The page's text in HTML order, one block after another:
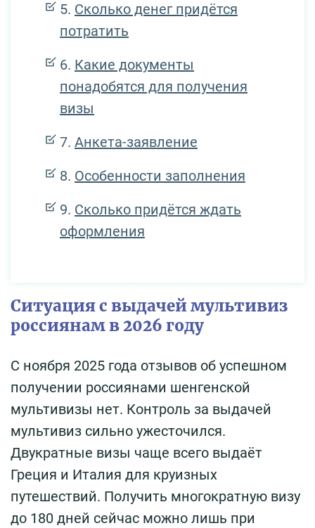
Сколько денег придётся
потратить
Какие документы
понадобятся для получения
визы
Анкета-заявление
Особенности заполнения
Сколько придётся ждать
оформления
Ситуация с выдачей мультивиз
россиянам в 2026 году
С ноября 2025 года отзывов об успешном
получении россиянами шенгенской
мультивизы нет. Контроль за выдачей
мультивиз сильно ужесточился.
Двукратные визы чаще всего выдаёт
Греция и Италия для круизных
путешествий. Получить многократную визу
до 180 дней сейчас можно лишь при